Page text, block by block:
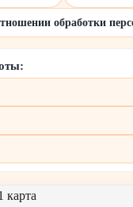
обработки